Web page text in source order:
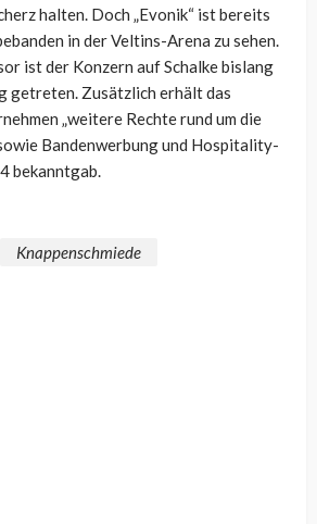
halten. Doch „Evonik“ ist bereits
in der Veltins-Arena zu sehen.
ist der Konzern auf Schalke bislang
getreten. Zusätzlich erhält das
„weitere Rechte rund um die
Bandenwerbung und Hospitality-
bekanntgab.
Knappenschmiede